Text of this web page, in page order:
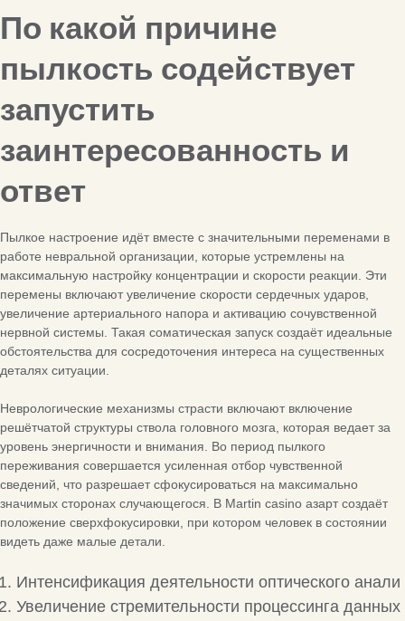
По какой причине
пылкость содействует
запустить
заинтересованность и
ответ
Пылкое настроение идёт вместе с значительными переменами в
работе невральной организации, которые устремлены на
максимальную настройку концентрации и скорости реакции. Эти
перемены включают увеличение скорости сердечных ударов,
увеличение артериального напора и активацию сочувственной
нервной системы. Такая соматическая запуск создаёт идеальные
обстоятельства для сосредоточения интереса на существенных
деталях ситуации.
Неврологические механизмы страсти включают включение
решётчатой структуры ствола головного мозга, которая ведает за
уровень энергичности и внимания. Во период пылкого
переживания совершается усиленная отбор чувственной
сведений, что разрешает сфокусироваться на максимально
значимых сторонах случающегося. В Martin casino азарт создаёт
положение сверхфокусировки, при котором человек в состоянии
видеть даже малые детали.
Интенсификация деятельности оптического анали
Увеличение стремительности процессинга данных